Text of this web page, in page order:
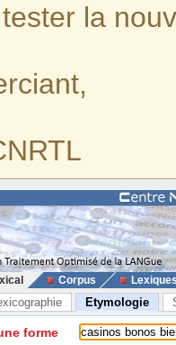
la
Corpus
Etymologie
forme